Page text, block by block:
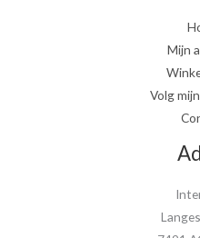
Mijn
Volg